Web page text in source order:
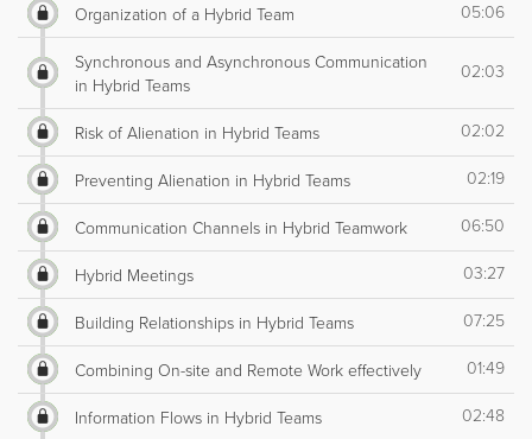
Organization of a Hybrid Team 05:06
Synchronous and Asynchronous Communication
in Hybrid Teams
02:03
Risk of Alienation in Hybrid Teams 02:02
Preventing Alienation in Hybrid Teams 02:19
Communication Channels in Hybrid Teamwork 06:50
Hybrid Meetings 03:27
Building Relationships in Hybrid Teams 07:25
Combining On-site and Remote Work effectively 01:49
Information Flows in Hybrid Teams 02:48